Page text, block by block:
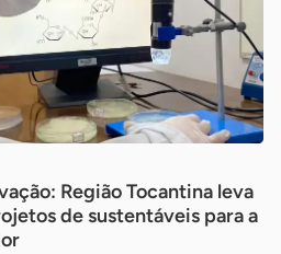
Região Tocantina leva
de sustentáveis para a